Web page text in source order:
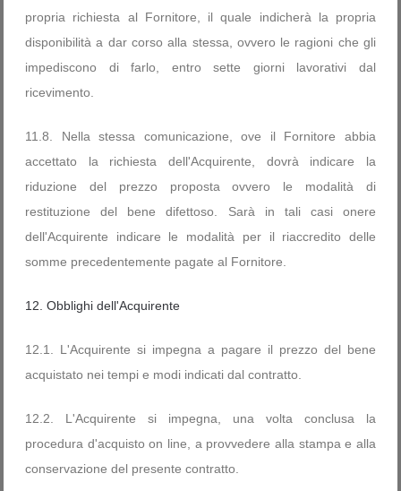
propria richiesta al Fornitore, il quale indicherà la propria
disponibilità a dar corso alla stessa, ovvero le ragioni che gli
impediscono di farlo, entro sette giorni lavorativi dal
ricevimento.
11.8. Nella stessa comunicazione, ove il Fornitore abbia
accettato la richiesta dell'Acquirente, dovrà indicare la
riduzione del prezzo proposta ovvero le modalità di
restituzione del bene difettoso. Sarà in tali casi onere
dell'Acquirente indicare le modalità per il riaccredito delle
somme precedentemente pagate al Fornitore.
12. Obblighi dell'Acquirente
12.1. L'Acquirente si impegna a pagare il prezzo del bene
acquistato nei tempi e modi indicati dal contratto.
12.2. L'Acquirente si impegna, una volta conclusa la
procedura d'acquisto on line, a provvedere alla stampa e alla
conservazione del presente contratto.